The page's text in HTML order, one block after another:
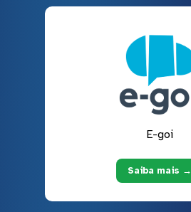
E-goi
Saiba mais →